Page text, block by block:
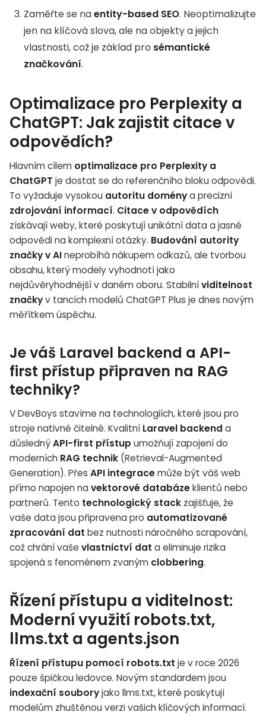
Zaměřte se naentity-based SEO. Neoptimalizujte
jen na klíčová slova, ale na objekty a jejich
vlastnosti, což je základ pro sémantické
značkování.
Optimalizace pro Perplexity a
ChatGPT: Jak zajistit citace v
odpovědích?
Hlavním cílem optimalizace pro Perplexity a
ChatGPT je dostat se do referenčního bloku odpovědi.
To vyžaduje vysokou autoritu doménya precizní
zdrojování informací. Citace v odpovědích
získávají weby, které poskytují unikátní data a jasné
odpovědi na komplexní otázky. Budování autority
značky v AIneprobíhá nákupem odkazů, ale tvorbou
obsahu, který modely vyhodnotí jako
nejdůvěryhodnější v daném oboru. Stabilníviditelnost
značkyv tancích modelů ChatGPT Plus je dnes novým
měřítkem úspěchu.
Je váš Laravel backend a API-
first přístup připraven na RAG
techniky?
V DevBoys stavíme na technologiích, které jsou pro
stroje nativně čitelné. Kvalitní Laravel backend a
důslednýAPI-first přístup umožňují zapojení do
moderních RAG technik (Retrieval-Augmented
Generation). Přes API integracemůže být váš web
přímo napojen navektorové databázeklientů nebo
partnerů. Tento technologický stack zajišťuje, že
vaše data jsou připravena pro automatizované
zpracování dat bez nutnosti náročného scrapování,
což chrání vaše vlastnictví dat a eliminuje rizika
spojená s fenoménem zvaným clobbering.
Řízení přístupu a viditelnost:
Moderní využití robots.txt,
llms.txt a agents.json
Řízení přístupu pomocí robots.txt je v roce 2026
pouze špičkou ledovce. Novým standardem jsou
indexační souboryjako llms.txt, které poskytují
modelům zhuštěnou verzi vašich klíčových informací.